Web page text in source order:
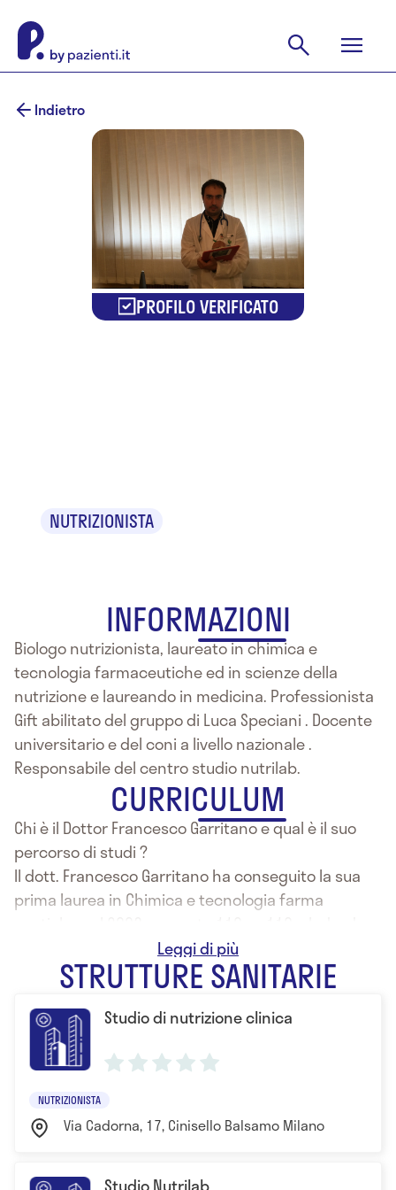
Indietro
PROFILO VERIFICATO
NUTRIZIONISTA
INFORMAZIONI
Biologo nutrizionista, laureato in chimica e
tecnologia farmaceutiche ed in scienze della
nutrizione e laureando in medicina. Professionista
Gift abilitato del gruppo di Luca Speciani . Docente
universitario e del coni a livello nazionale .
Responsabile del centro studio nutrilab.
CURRICULUM
Chi è il Dottor Francesco Garritano e qual è il suo
percorso di studi ?
Il dott. Francesco Garritano ha conseguito la sua
prima laurea in Chimica e tecnologia farma
ha formato la sua prima esperienza in campo
farmaceutico. La sua tesi di laurea è stata seguita
dal professor Indiveri in Biochimica Applicata dal
titolo “Caratterizzazione del sistema di Trasporto
della glutammina di membrana plasmatica di rene
di ratto”.
Con la laurea il suo primo passo è stato spingersi
nel settore farmaceutico ed abilitarsi pertanto
come laboratorista nel settore della ricerca e poi
STRUTTURE SANITARIE
Studio di nutrizione clinica
NUTRIZIONISTA
Via Cadorna, 17, Cinisello Balsamo Milano